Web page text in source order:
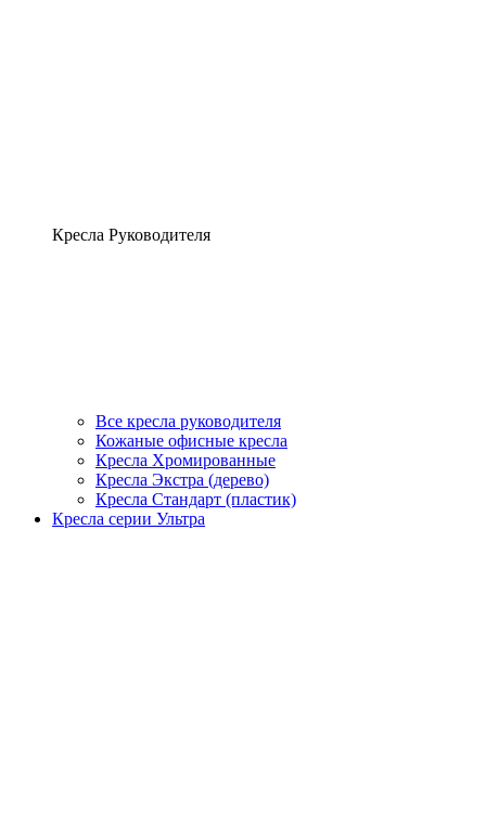
Кресла Руководителя
Все кресла руководителя
Кожаные офисные кресла
Кресла Хромированные
Кресла Экстра (дерево)
Кресла Стандарт (пластик)
Кресла серии Ультра